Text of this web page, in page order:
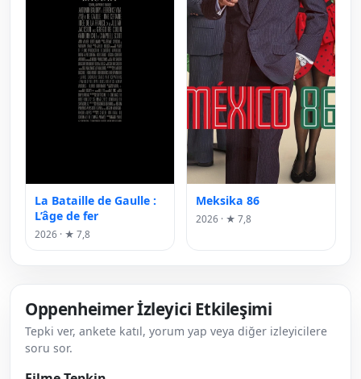
La Bataille de Gaulle :
L’âge de fer
2026 · ★ 7,8
Meksika 86
2026 · ★ 7,8
Oppenheimer İzleyici Etkileşimi
Tepki ver, ankete katıl, yorum yap veya diğer izleyicilere
soru sor.